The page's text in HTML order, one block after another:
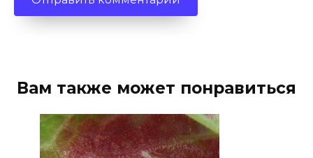
Вам также может понравиться